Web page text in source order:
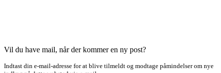
Vil du have mail, når der kommer en ny post?
Indtast din e-mail-adresse for at blive tilmeldt og modtage påmindelser om nye